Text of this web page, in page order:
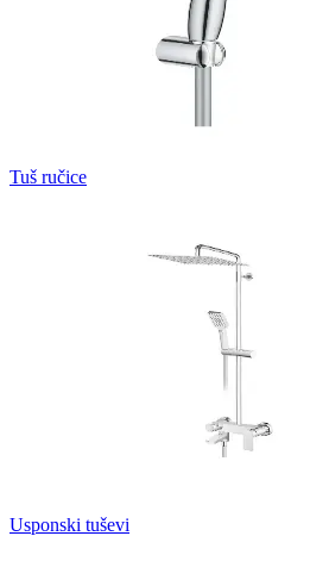
Tuš ručice
Usponski tuševi